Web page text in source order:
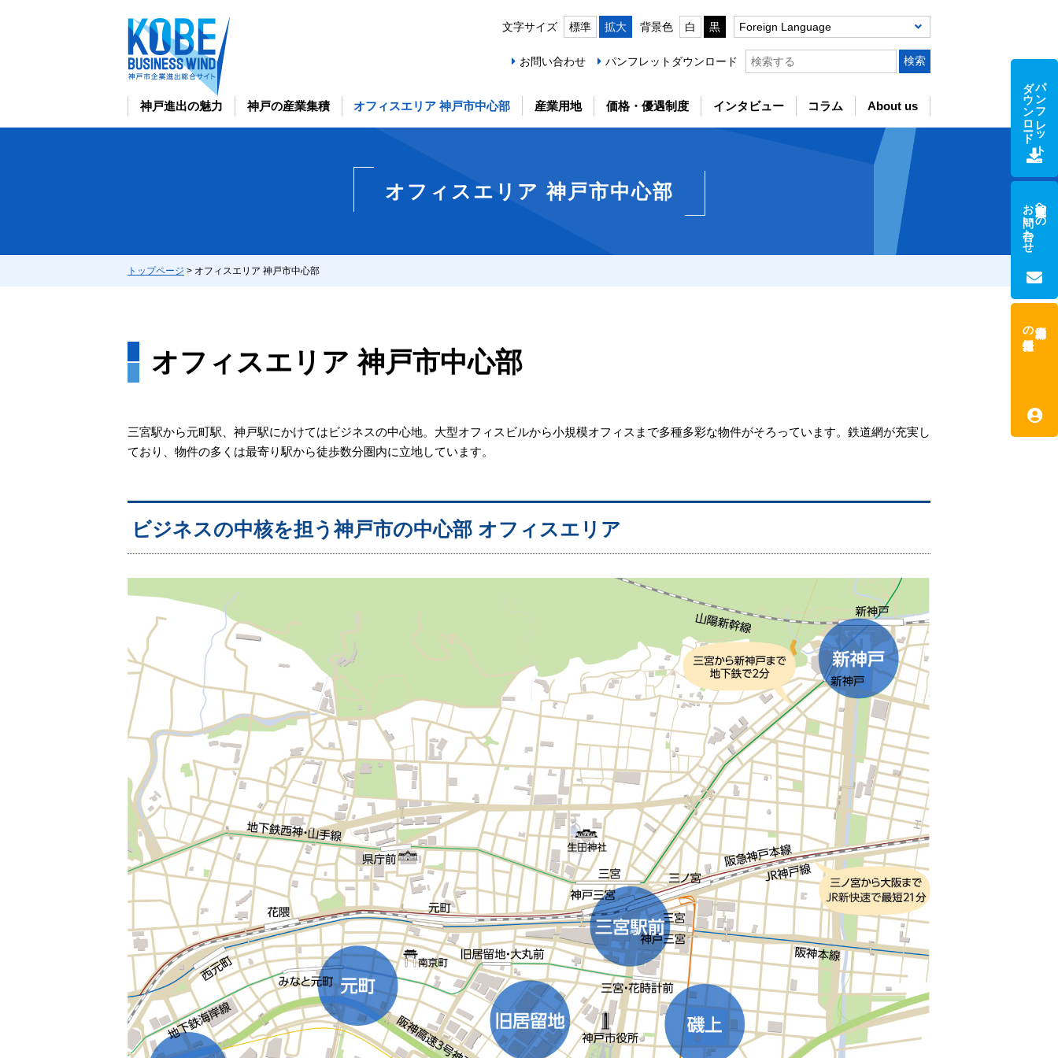
文字サイズ 標準 拡大 背景色 白 黒 Foreign Language
お問い合わせ パンフレットダウンロード
神戸進出の魅力 神戸の産業集積 オフィスエリア 神戸市中心部 産業用地 価格・優遇制度 インタビュー コラム About us
オフィスエリア 神戸市中心部
トップページ > オフィスエリア 神戸市中心部
オフィスエリア 神戸市中心部
三宮駅から元町駅、神戸駅にかけてはビジネスの中心地。大型オフィスビルから小規模オフィスまで多種多彩な物件がそろっています。鉄道網が充実し
ており、物件の多くは最寄り駅から徒歩数分圏内に立地しています。
ビジネスの中核を担う神戸市の中心部 オフィスエリア
パンフレット
ダウンロード
支援制度への
お問い合わせ
の採用情報